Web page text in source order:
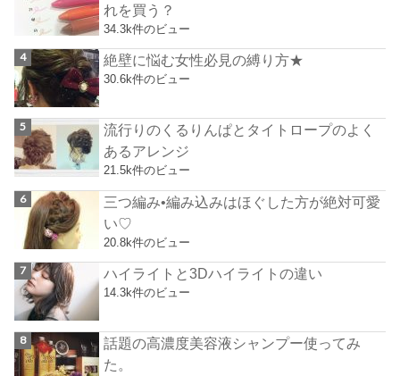
れを買う？
34.3k件のビュー
絶壁に悩む女性必見の縛り方★
30.6k件のビュー
流行りのくるりんぱとタイトロープのよく
あるアレンジ
21.5k件のビュー
三つ編み•編み込みはほぐした方が絶対可愛
い♡
20.8k件のビュー
ハイライトと3Dハイライトの違い
14.3k件のビュー
話題の高濃度美容液シャンプー使ってみ
た。